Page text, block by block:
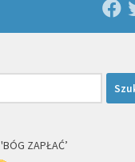
ZAPŁAĆ’